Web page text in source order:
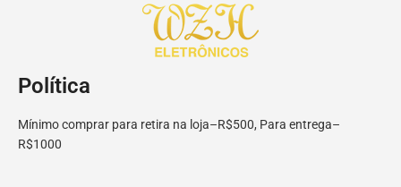
Política
Mínimo comprar para retira na loja–R$500, Para entrega–
R$1000